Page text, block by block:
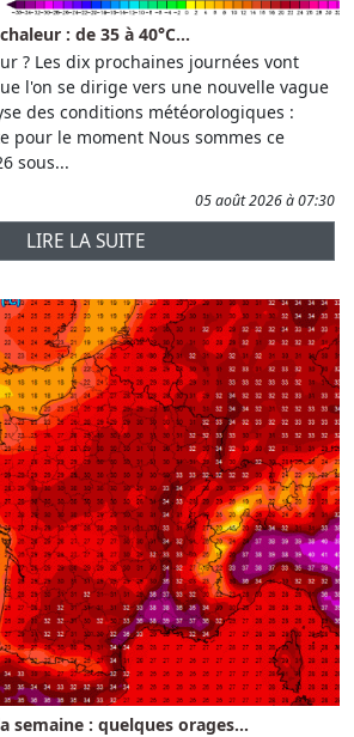
: de 35 à 40°C...
? Les dix prochaines journées vont
l'on se dirige vers une nouvelle vague
des conditions météorologiques :
pour le moment Nous sommes ce
sous...
05 août 2026 à 07:30
LIRE LA SUITE
semaine : quelques orages...